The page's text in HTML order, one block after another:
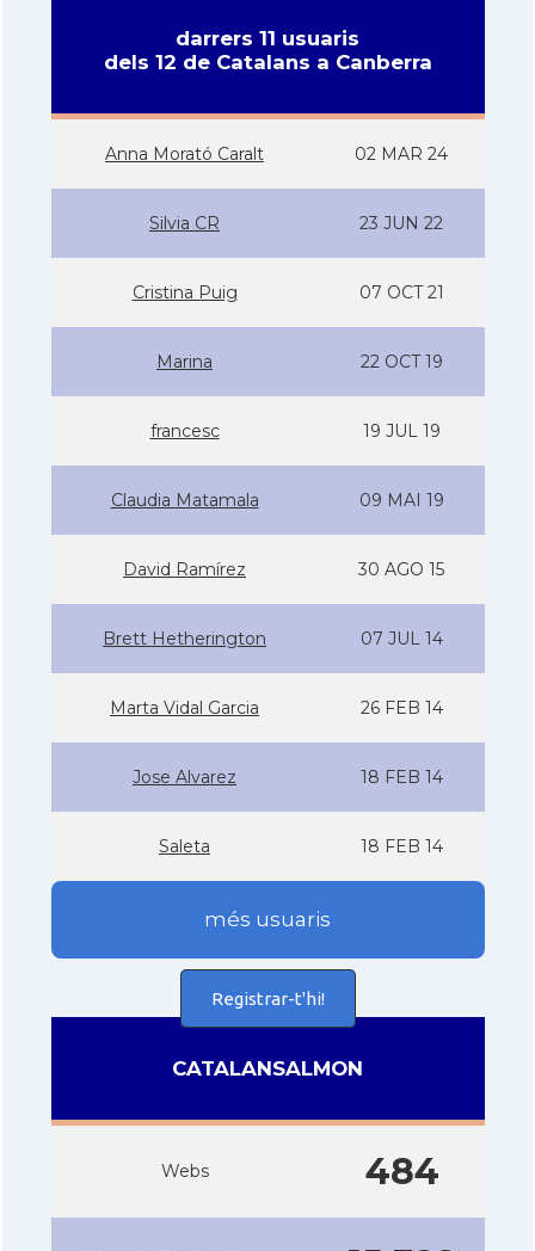
darrers 11 usuaris
dels 12 de Catalans a Canberra
Anna Morató Caralt 02 MAR 24
Silvia CR 23 JUN 22
Cristina Puig 07 OCT 21
Marina 22 OCT 19
francesc 19 JUL 19
Claudia Matamala 09 MAI 19
David Ramí­rez 30 AGO 15
Brett Hetherington 07 JUL 14
Marta Vidal Garcia 26 FEB 14
Jose Alvarez 18 FEB 14
Saleta 18 FEB 14
més usuaris
Registrar-t'hi!
CATALANSALMON
Webs 484